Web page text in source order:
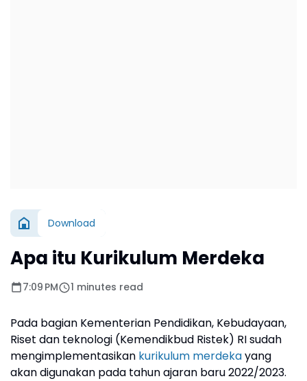
Download
Apa itu Kurikulum Merdeka
7:09 PM 1 minutes read
Pada bagian Kementerian Pendidikan, Kebudayaan,
Riset dan teknologi (Kemendikbud Ristek) RI sudah
mengimplementasikan kurikulum merdekayang
akan digunakan pada tahun ajaran baru 2022/2023.